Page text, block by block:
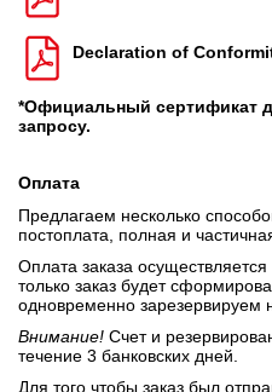
Declaration of
*Официальный сертификат
запросу.
Оплата
Предлагаем несколько
постоплата, полная и
Оплата заказа
только заказ будет
одновременно зарезервируем
Внимание! Счет и
течение 3 банковских дней.
Для того чтобы заказ был